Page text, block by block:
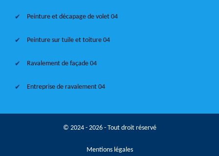
Peinture et décapage de volet 04
Peinture sur tuile et toiture 04
Ravalement de façade 04
Entreprise de ravalement 04
© 2024 - 2026 - Tout droit réservé
Mentions légales